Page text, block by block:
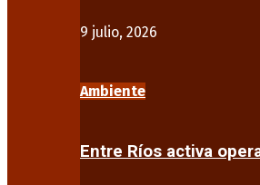
9 julio, 2026
Ambiente
Entre Ríos activa